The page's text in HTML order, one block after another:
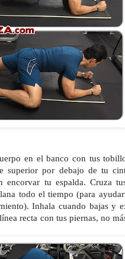
en el banco con tus
superior por debajo de tu
encorvar tu espalda. Cruza
todo el tiempo (para
Inhala cuando bajas y
recta con tus piernas, no